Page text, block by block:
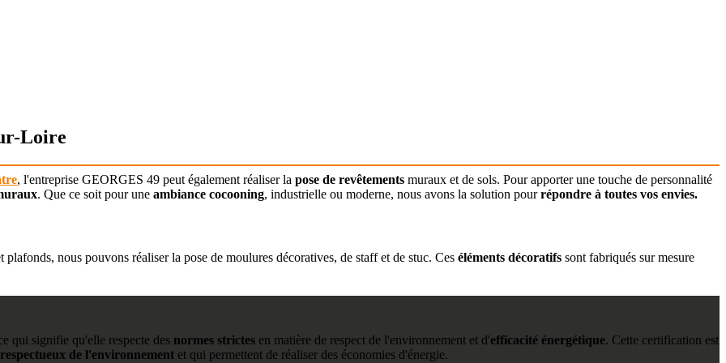
Loire
, l'entreprise GEORGES 49 peut également réaliser la pose de revêtements muraux et de sols. Pour apporter une touche de personnalité
. Que ce soit pour une ambiance cocooning, industrielle ou moderne, nous avons la solution pourrépondre à toutes vos envies.
plafonds, nous pouvons réaliser la pose de moulures décoratives, de staff et de stuc. Ces éléments décoratifs sont fabriqués sur mesure
qui signifie qu'elle respecte des normes strictes en matière de respect de l'environnement et d'efficacité énergétique. Cette certification est
de l'environnement et qui permettent de réaliser des économies d'énergie.